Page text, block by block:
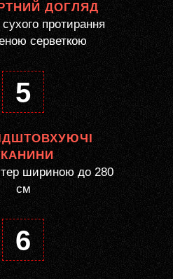
ДОГЛЯД
протирання
серветкою
5
шириною до 280
см
6